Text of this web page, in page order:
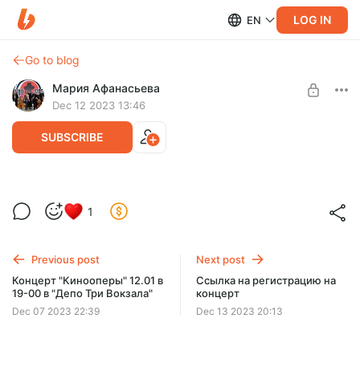
EN LOG IN
Go to blog
Мария Афанасьева
Dec 12 2023 13:46
SUBSCRIBE
Спектакль "Однопланетяне" - что
почем?
реквизит и передвижная декорация, чтобы перемещаться
по разным залам.
UNLOCK WITH DISCOUNT
$1.29 per month
1
Previous post
Концерт "Кинооперы" 12.01 в
19-00 в "Депо Три Вокзала"
Dec 07 2023 22:39
Next post
Ссылка на регистрацию на
концерт
Dec 13 2023 20:13